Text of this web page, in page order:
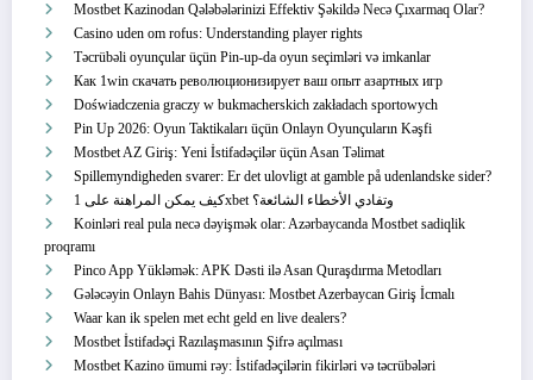
Mostbet Kazinodan Qələbələrinizi Effektiv Şəkildə Necə Çıxarmaq Olar?
Casino uden om rofus: Understanding player rights
Təcrübəli oyunçular üçün Pin-up-da oyun seçimləri və imkanlar
Как 1win скачать революционизирует ваш опыт азартных игр
Doświadczenia graczy w bukmacherskich zakładach sportowych
Pin Up 2026: Oyun Taktikaları üçün Onlayn Oyunçuların Kəşfi
Mostbet AZ Giriş: Yeni İstifadəçilər üçün Asan Təlimat
Spillemyndigheden svarer: Er det ulovligt at gamble på udenlandske sider?
كيف يمكن المراهنة على 1xbet وتفادي الأخطاء الشائعة؟
Koinləri real pula necə dəyişmək olar: Azərbaycanda Mostbet sadiqlik
proqramı
Pinco App Yükləmək: APK Dəsti ilə Asan Quraşdırma Metodları
Gələcəyin Onlayn Bahis Dünyası: Mostbet Azerbaycan Giriş İcmalı
Waar kan ik spelen met echt geld en live dealers?
Mostbet İstifadəçi Razılaşmasının Şifrə açılması
Mostbet Kazino ümumi rəy: İstifadəçilərin fikirləri və təcrübələri